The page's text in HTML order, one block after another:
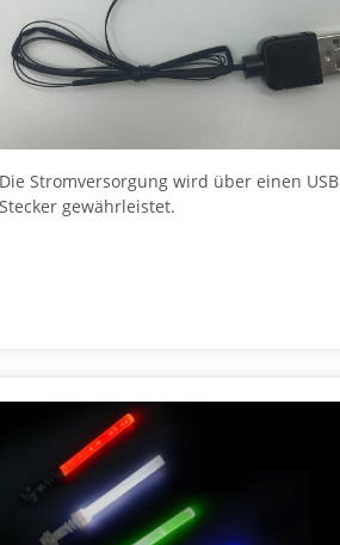
Stromversorgung wird über einen USB
gewährleistet.